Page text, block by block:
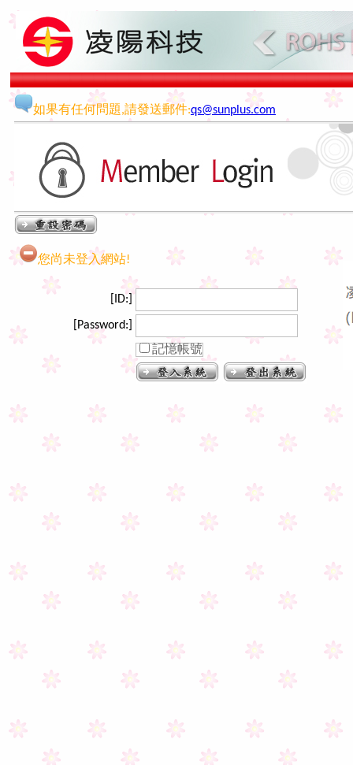
如果有任何問題,請發送郵件:qs@sunplus.com
您尚未登入網站!
[ID:]
[Password:]
記憶帳號